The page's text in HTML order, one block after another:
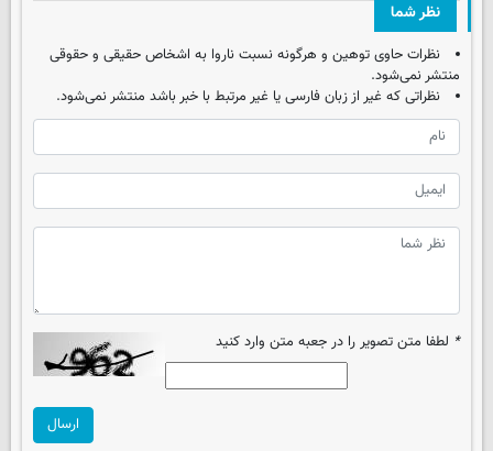
نظر شما
نظرات حاوی توهین و هرگونه نسبت ناروا به اشخاص حقیقی و حقوقی
منتشر نمی‌شود.
نظراتی که غیر از زبان فارسی یا غیر مرتبط با خبر باشد منتشر نمی‌شود.
* لطفا متن تصویر را در جعبه متن وارد کنید
ارسال